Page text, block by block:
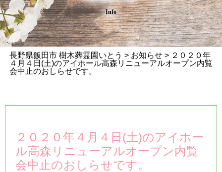
Info
長野県飯田市 樹木葬霊園いとう > お知らせ> ２０２０年
４月４日(土)のアイホール高森リニューアルオープン内覧
会中止のおしらせです。
２０２０年４月４日(土)のアイホー
ル高森リニューアルオープン内覧
会中止のおしらせです。